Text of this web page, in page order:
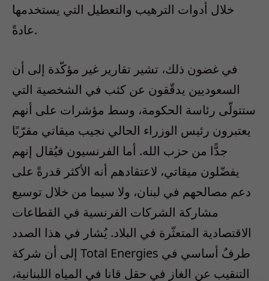
خلال أدوات الترهيب والتعطيل التي يستخدمها
عادةً.
في غضون ذلك، تشير تقارير غير مؤكّدة إلى أن
السعوديين يدقّقون عن كثب في الشخصية التي
ستتولّى رئاسة الحكومة، وسط مؤشرات على أنهم
يعتبرون رئيس الوزراء الحالي نجيب ميقاتي مقرّبًا
جدًّا من حزب الله. أما الفرنسيون فيُقال إنهم
يفضّلون ميقاتي، لاعتقادهم أنه الأكثر قدرةً على
دعم مصالحهم في لبنان، ولا سيما من خلال توسيع
مشاركة الشركات الفرنسية في القطاعات
الاقتصادية المتعثّرة في البلاد. يُشار في هذا الصدد
إلى أن شركة Total Energies طرفٌ أساسي في
التنقيب عن الغاز في حقل قانا في المياه اللبنانية،